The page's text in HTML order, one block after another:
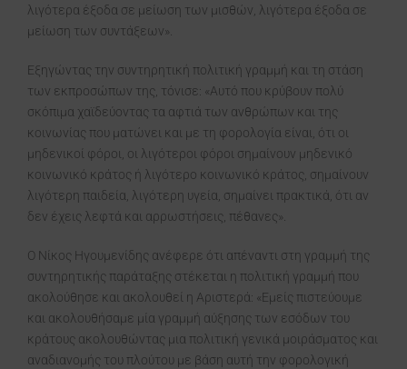
λιγότερα έξοδα σε μείωση των μισθών, λιγότερα έξοδα σε
μείωση των συντάξεων».
Εξηγώντας την συντηρητική πολιτική γραμμή και τη στάση
των εκπροσώπων της, τόνισε: «Αυτό που κρύβουν πολύ
σκόπιμα χαϊδεύοντας τα αφτιά των ανθρώπων και της
κοινωνίας που ματώνει και με τη φορολογία είναι, ότι οι
μηδενικοί φόροι, οι λιγότεροι φόροι σημαίνουν μηδενικό
κοινωνικό κράτος ή λιγότερο κοινωνικό κράτος, σημαίνουν
λιγότερη παιδεία, λιγότερη υγεία, σημαίνει πρακτικά, ότι αν
δεν έχεις λεφτά και αρρωστήσεις, πέθανες».
Ο Νίκος Ηγουμενίδης ανέφερε ότι απέναντι στη γραμμή της
συντηρητικής παράταξης στέκεται η πολιτική γραμμή που
ακολούθησε και ακολουθεί η Αριστερά: «Εμείς πιστεύουμε
και ακολουθήσαμε μία γραμμή αύξησης των εσόδων του
κράτους ακολουθώντας μια πολιτική γενικά μοιράσματος και
αναδιανομής του πλούτου με βάση αυτή την φορολογική